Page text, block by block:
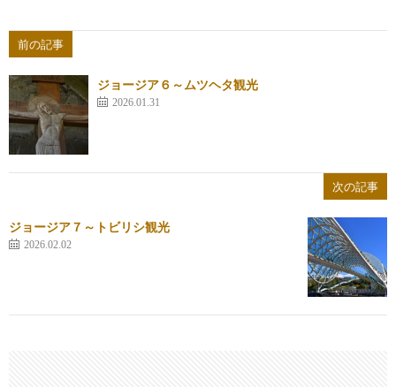
前の記事
ジョージア６～ムツヘタ観光
2026.01.31
次の記事
ジョージア７～トビリシ観光
2026.02.02